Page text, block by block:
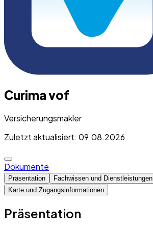
Curima vof
Versicherungsmakler
Zuletzt aktualisiert: 09.08.2026
Dokumente
Präsentation
Fachwissen und Dienstleistungen
Karte und Zugangsinformationen
Präsentation